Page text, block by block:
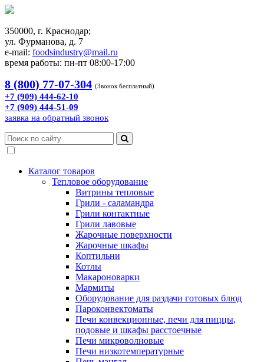
350000, г. Краснодар;
ул. Фурманова, д. 7
e-mail: foodsindustry@mail.ru
время работы: пн-пт 08:00-17:00
8 (800) 77-07-304 (Звонок бесплатный)
+7 (909) 444-62-10
+7 (909) 444-51-09
заявка на обратный звонок
Каталог товаров
Тепловое оборудование
Витрины тепловые
Грили - саламандра
Грили контактные
Грили лавовые
Жарочные поверхности
Жарочные шкафы
Коптильни
Котлы
Макароноварки
Мармиты
Оборудование для раздачи готовых блюд
Пароконвектоматы
Печи конвекционные, печи для пиццы,
подовые и шкафы расстоечные
Печи микроволновые
Печи низкотемпературные